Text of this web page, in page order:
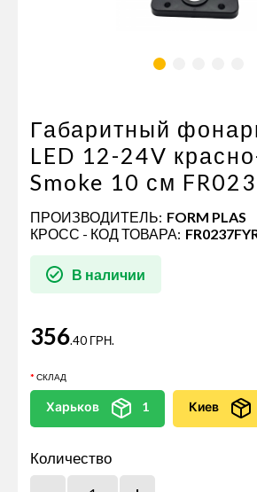
Габаритный
LED 12-24V
Smoke 10 см
ПРОИЗВОДИТЕЛЬ: FORM PLAS
КРОСС - КОД ТОВАРА:
В наличии
356.40 ГРН.
СКЛАД
Харьков 1 Киев
Количество